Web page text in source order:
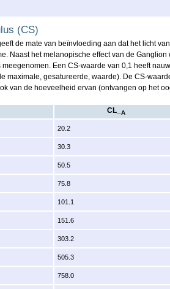
(CS)
de mate van beïnvloeding aan dat het licht
Naast het melanopische effect van de
Een CS-waarde van 0,1 heeft
maximale, gesatureerde, waarde). De CS-
van de hoeveelheid ervan (ontvangen op het
CL_ A
20.2
30.3
50.5
75.8
101.1
151.6
303.2
505.3
758.0